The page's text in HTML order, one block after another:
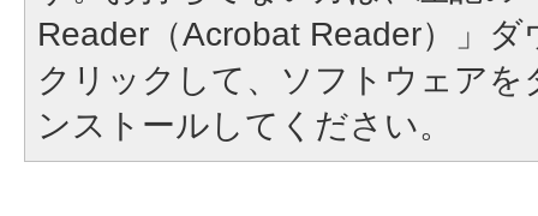
Reader（Acrobat Reader）」
クリックして、ソフトウェア
ンストールしてください。